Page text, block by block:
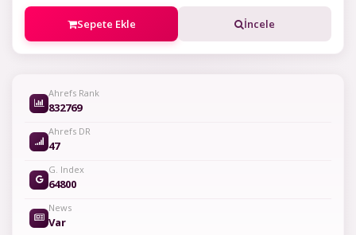
Sepete Ekle İncele
Ahrefs Rank
832769
Ahrefs DR
47
G. Index
64800
News
Var